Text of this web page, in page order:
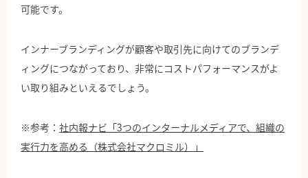
可能です。
インナーブランディングが顧客や取引先に向けてのブランデ
ィングにつながっており、非常にコストパフォーマンスがよ
い取り組みといえるでしょう。
※参考： 社内報ナビ「3つのインターナルメディアで、組織の
実行力を高める（株式会社マクロミル）」